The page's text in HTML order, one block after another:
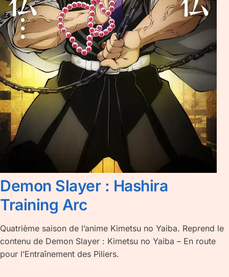
Demon Slayer : Hashira
Training Arc
Quatrième saison de l’anime Kimetsu no Yaiba. Reprend le
contenu de Demon Slayer : Kimetsu no Yaiba – En route
pour l’Entraînement des Piliers.